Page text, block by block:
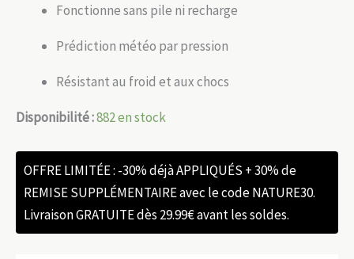
Fonctionne sans pile ni recharge
Prédiction météo par pression
Résistant au froid et aux chocs
Disponibilité :882 en stock
OFFRE LIMITÉE : -30% déjà APPLIQUÉS + 30% de
REMISE SUPPLÉMENTAIRE avec le code NATURE30.
Livraison GRATUITE dès 29.99€ avant les soldes.